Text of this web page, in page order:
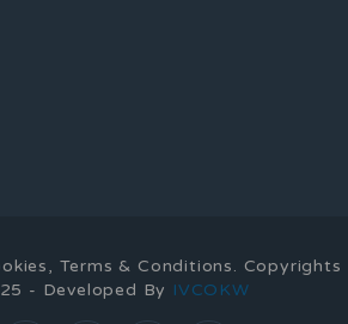
Terms & Conditions. Copyrights
- Developed By IVCOKW